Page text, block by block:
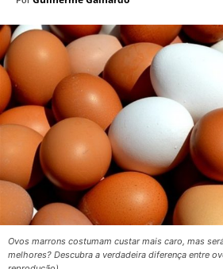
Ovos marrons costumam custar mais caro, mas
melhores? Descubra a verdadeira diferença entre